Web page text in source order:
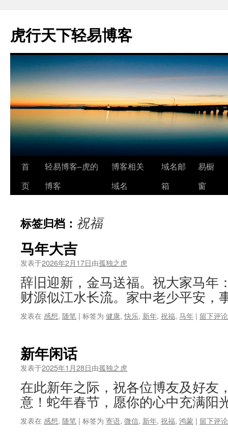
虎行天下轻易博客
跳
至
文
首
页
轻易博客–虎的
博客
博客相关
域名
域名邮
箱
易橱
窗
标签归档： 祝福
马年大吉
发表于2026年2月17日由孤独之虎
辞旧迎新，金马送福。祝大家马年
财源似江水长流。家中老少平安
发表在 感想, 随笔 | 标签为 健康,快乐, 新年, 祝福, 马年 | 留下评论
新年闲话
发表于2025年1月28日由孤独之虎
在此新年之际，祝各位博友及好友
意！蛇年春节，愿你的心中充满
发表在 感想, 随笔 | 标签为 寄语, 微信, 新年, 祝福, 鸿蒙 | 留下评论